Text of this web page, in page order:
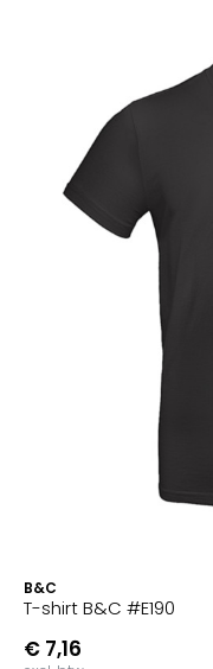
B&C
T-shirt B&C #E190
€ 7,16